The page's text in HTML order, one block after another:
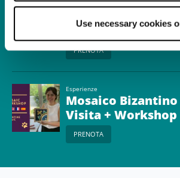
Use necessary cookies
Esperienze
Crea il tuo gioiello -
Visita +
PRENOTA
Esperienze
Mosaico Bizantino
Visita + Workshop
PRENOTA